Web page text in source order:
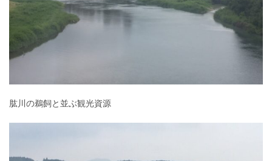
肱川の鵜飼と並ぶ観光資源